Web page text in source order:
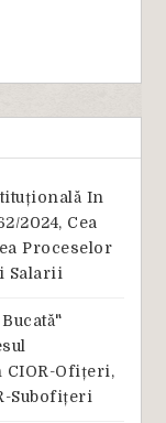
In
2024, Cea
Proceselor
Salarii
CIOR-Ofițeri,
Subofițeri